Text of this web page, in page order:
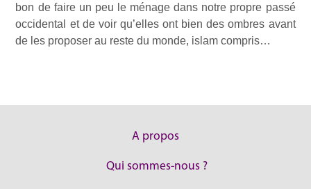
bon de faire un peu le ménage dans notre propre passé
occidental et de voir qu’elles ont bien des ombres avant
de les proposer au reste du monde, islam compris…
A propos
Qui sommes-nous ?